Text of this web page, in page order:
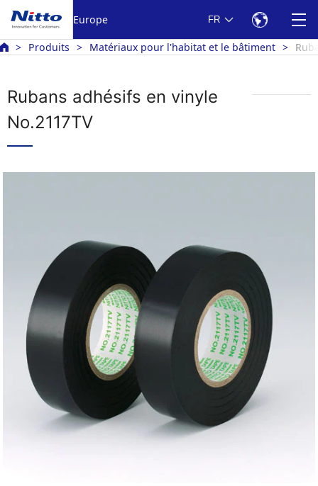
Europe FR
Produits Matériaux pour l'habitat et le bâtiment
Rubans adhésifs en vinyle
No.2117TV